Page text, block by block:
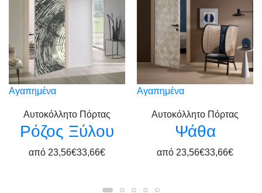
Αγαπημένα
Αυτοκόλλητο Πόρτας
Ρόζος Ξύλου
από 23,56€33,66€
Αγαπημένα
Αυτοκόλλητο Πόρτας
Ψάθα
από 23,56€33,66€